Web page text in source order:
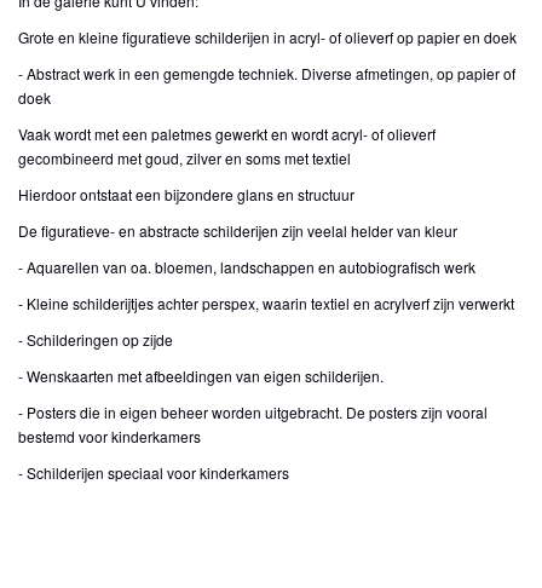
Grote en kleine figuratieve schilderijen in acryl- of olieverf op papier en doek
- Abstract werk in een gemengde techniek. Diverse afmetingen, op papier of
doek
Vaak wordt met een paletmes gewerkt en wordt acryl- of olieverf
gecombineerd met goud, zilver en soms met textiel
Hierdoor ontstaat een bijzondere glans en structuur
De figuratieve- en abstracte schilderijen zijn veelal helder van kleur
- Aquarellen van oa. bloemen, landschappen en autobiografisch werk
- Kleine schilderijtjes achter perspex, waarin textiel en acrylverf zijn verwerkt
- Schilderingen op zijde
- Wenskaarten met afbeeldingen van eigen schilderijen.
- Posters die in eigen beheer worden uitgebracht. De posters zijn vooral
bestemd voor kinderkamers
- Schilderijen speciaal voor kinderkamers